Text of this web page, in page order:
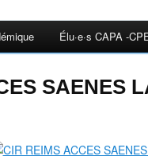
Élu·e·s CAPA -
SAENES